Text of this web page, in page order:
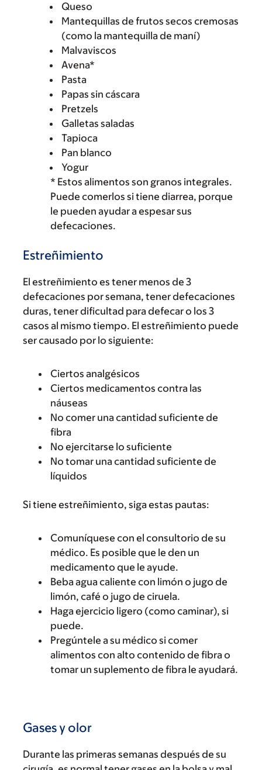
Queso
Mantequillas de frutos secos cremosas
(como la mantequilla de maní)
Malvaviscos
Avena*
Pasta
Papas sin cáscara
Pretzels
Galletas saladas
Tapioca
Pan blanco
Yogur
* Estos alimentos son granos integrales.
Puede comerlos si tiene diarrea, porque
le pueden ayudar a espesar sus
defecaciones.
Estreñimiento
El estreñimiento es tener menos de 3
defecaciones por semana, tener defecaciones
duras, tener dificultad para defecar o los 3
casos al mismo tiempo. El estreñimiento puede
ser causado por lo siguiente:
Ciertos analgésicos
Ciertos medicamentos contra las
náuseas
No comer una cantidad suficiente de
fibra
No ejercitarse lo suficiente
No tomar una cantidad suficiente de
líquidos
Si tiene estreñimiento, siga estas pautas:
Comuníquese con el consultorio de su
médico. Es posible que le den un
medicamento que le ayude.
Beba agua caliente con limón o jugo de
limón, café o jugo de ciruela.
Haga ejercicio ligero (como caminar), si
puede.
Pregúntele a su médico si comer
alimentos con alto contenido de fibra o
tomar un suplemento de fibra le ayudará.
Gases y olor
Durante las primeras semanas después de su